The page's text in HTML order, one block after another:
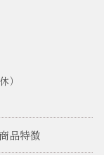
）
商品特徴